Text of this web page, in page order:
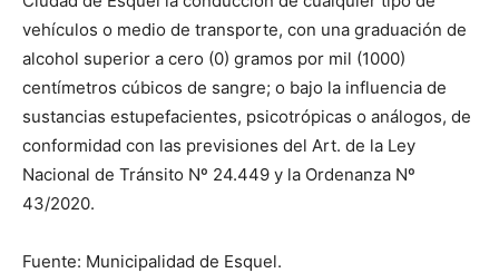
vehículos o medio de transporte, con una graduación de
alcohol superior a cero (0) gramos por mil (1000)
centímetros cúbicos de sangre; o bajo la influencia de
sustancias estupefacientes, psicotrópicas o análogos, de
conformidad con las previsiones del Art. de la Ley
Nacional de Tránsito Nº 24.449 y la Ordenanza Nº
43/2020.
Fuente: Municipalidad de Esquel.